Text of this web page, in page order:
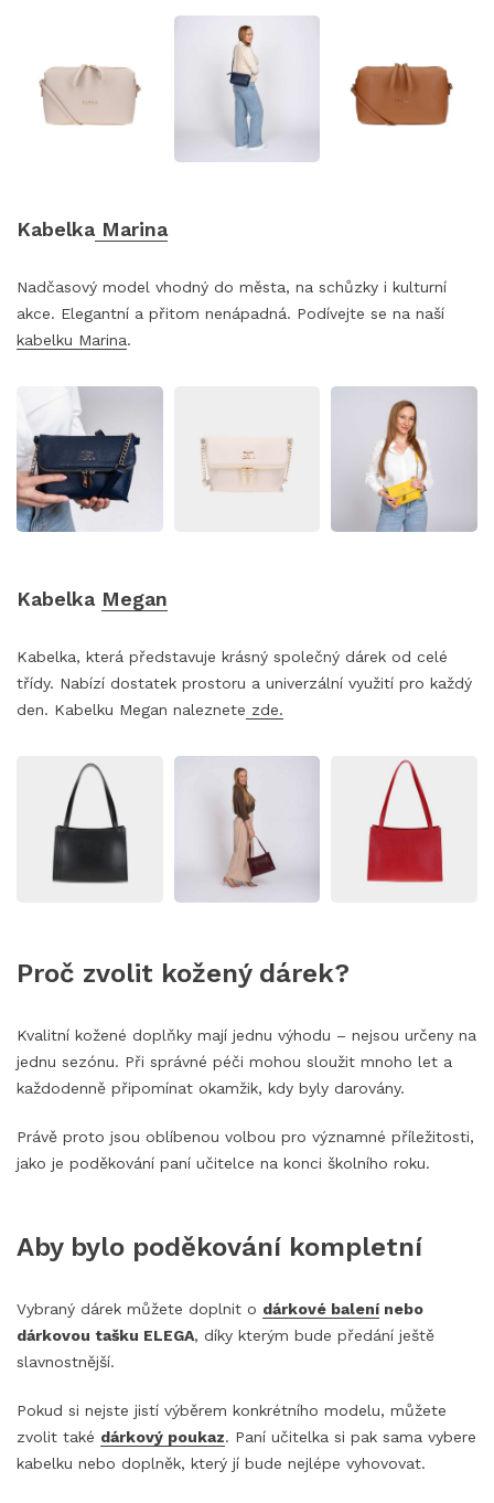
KabelkaMarina
Nadčasový model vhodný do města, na schůzky i kulturní
akce. Elegantní a přitom nenápadná. Podívejte se na naší
kabelku Marina.
Kabelka Megan
Kabelka, která představuje krásný společný dárek od celé
třídy. Nabízí dostatek prostoru a univerzální využití pro každý
den. Kabelku Megan naleznete zde.
Proč zvolit kožený dárek?
Kvalitní kožené doplňky mají jednu výhodu – nejsou určeny na
jednu sezónu. Při správné péči mohou sloužit mnoho let a
každodenně připomínat okamžik, kdy byly darovány.
Právě proto jsou oblíbenou volbou pro významné příležitosti,
jako je poděkování paní učitelce na konci školního roku.
Aby bylo poděkování kompletní
Vybraný dárek můžete doplnit o dárkové balení nebo
dárkovou tašku ELEGA, díky kterým bude předání ještě
slavnostnější.
Pokud si nejste jistí výběrem konkrétního modelu, můžete
zvolit také dárkový poukaz. Paní učitelka si pak sama vybere
kabelku nebo doplněk, který jí bude nejlépe vyhovovat.